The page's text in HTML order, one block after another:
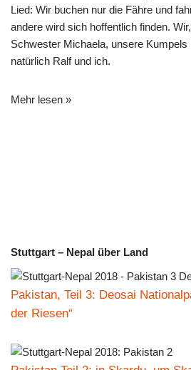
Lied: Wir buchen nur die Fähre und
andere wird sich hoffentlich finden.
Schwester Michaela, unsere
natürlich Ralf und ich.
Mehr lesen »
Stuttgart – Nepal über Land
Pakistan, Teil 3: Deosai
der Riesen“